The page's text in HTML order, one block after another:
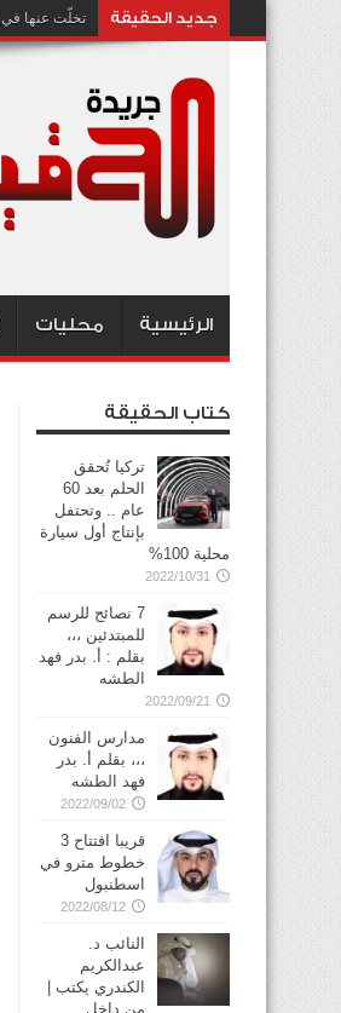
جديد الحقيقة تخلّت عنها في 2021.. ميتا تعيد إحياء تقنية تثير الجدل بشأن انتهاك الخصوصية
الرئيسية محليات
كتاب الحقيقة
تركيا تُحقق
الحلم بعد 60
عام .. وتحتفل
بإنتاج أول سيارة
محلية 100%
2022/10/31
7 نصائح للرسم
للمبتدئين ،،،
بقلم : أ. بدر فهد
الطشه
2022/09/21
مدارس الفنون
،،، بقلم أ. بدر
فهد الطشه
2022/09/02
قريبا افتتاح 3
خطوط مترو في
2022/08/12
النائب د.
عبدالكريم
الكندري يكتب |
من داخل